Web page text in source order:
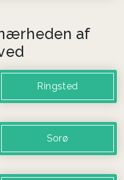
af
Ringsted
Sorø